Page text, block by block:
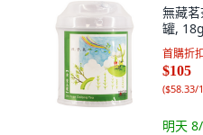
無藏
罐,
首購折
$105
($58.33/
明天